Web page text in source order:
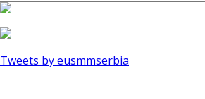
Tweets by eusmmserbia